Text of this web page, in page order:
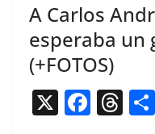
A Carlos
esperaba un
(+FOTOS)
X F T